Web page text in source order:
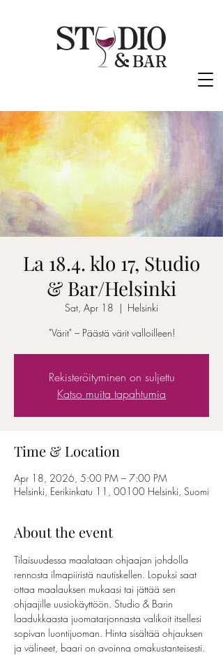
La 18.4. klo 17, Studio
& Bar/Helsinki
Sat, Apr 18
  |
Helsinki
"Värit" – Päästä värit valloilleen!
Rekisteröityminen on suljettu
Katso muita tapahtumia
Time & Location
Apr 18, 2026, 5:00 PM – 7:00 PM
Helsinki, Eerikinkatu 11, 00100 Helsinki, Suomi
About the event
Tilaisuudessa maalataan ohjaajan johdolla
rennosta ilmapiiristä nautiskellen. Lopuksi saat
ottaa maalauksen mukaasi tai jättää sen
ohjaajille uusiokäyttöön. Studio & Barin
laadukkaasta juomatarjonnasta valikoit itsellesi
sopivan luontijuoman. Hinta sisältää ohjauksen
ja välineet, baari on avoinna omakustanteisesti.